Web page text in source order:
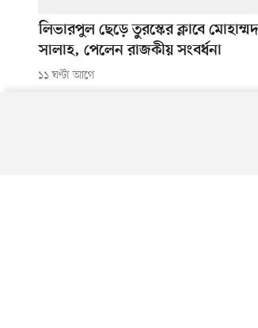
লিভারপুল ছেড়ে তুরস্কের ক্লাবে মোহাম্মদ
সালাহ, পেলেন রাজকীয় সংবর্ধনা
১১ ঘণ্টা আগে